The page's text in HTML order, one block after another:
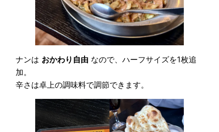
ナンは おかわり自由 なので、ハーフサイズを1枚追
加。
辛さは卓上の調味料で調節できます。